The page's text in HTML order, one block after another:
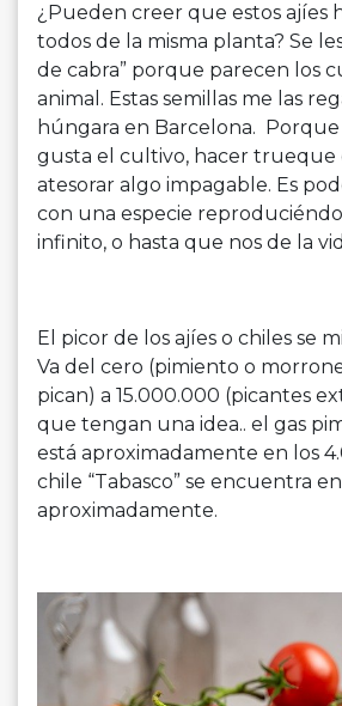
¿Pueden creer que estos ajíes
todos de la misma planta? Se
de cabra” porque parecen los
animal. Estas semillas me las
húngara en Barcelona. Porque
gusta el cultivo, hacer trueque
atesorar algo impagable. Es
con una especie
infinito, o hasta que nos de la
El picor de los ajíes o chiles se
Va del cero (pimiento o
pican) a 15.000.000 (picantes
que tengan una idea.. el gas
está aproximadamente en los
chile “Tabasco” se encuentra
aproximadamente.